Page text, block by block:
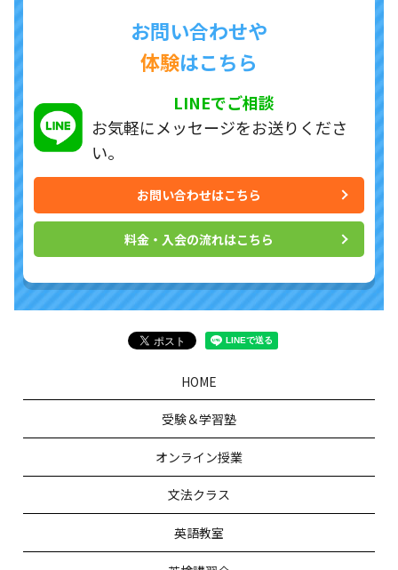
お問い合わせや
体験はこちら
LINEでご相談
お気軽にメッセージをお送りくださ
い。
お問い合わせはこちら
料金・入会の流れはこちら
HOME
受験＆学習塾
オンライン授業
文法クラス
英語教室